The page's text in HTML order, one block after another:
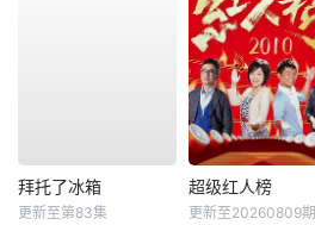
拜托了冰箱
更新至第83集
超级红人榜
更新至20260809期